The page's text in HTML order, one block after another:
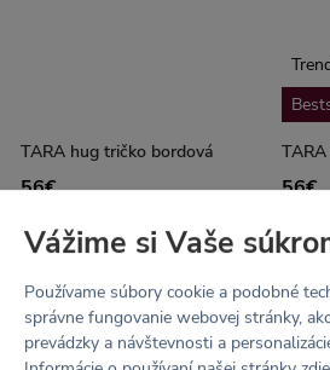
TARA hug tričko bordová
56€ 56€
Vážime si Vaše
Používame súbory cookie a podobné
správne fungovanie webovej stránky,
prevádzky a návštevnosti a